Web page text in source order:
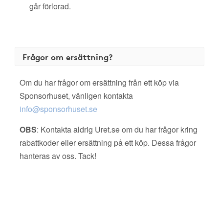
går förlorad.
Frågor om ersättning?
Om du har frågor om ersättning från ett köp via
Sponsorhuset, vänligen kontakta
info@sponsorhuset.se
OBS: Kontakta aldrig Uret.se om du har frågor kring
rabattkoder eller ersättning på ett köp. Dessa frågor
hanteras av oss. Tack!